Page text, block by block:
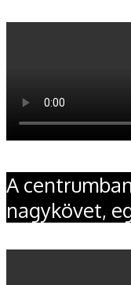
A
nagykövet,